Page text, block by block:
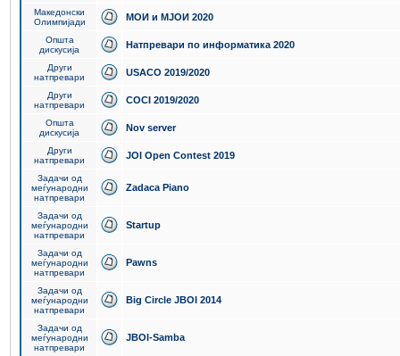
Македонски
Олимпијади
МОИ и МЈОИ 2020
Општа
дискусија
Натпревари по информатика 2020
Други
натпревари
USACO 2019/2020
Други
натпревари
COCI 2019/2020
Општа
дискусија
Nov server
Други
натпревари
JOI Open Contest 2019
Задачи од
меѓународни
натпревари
Zadaca Piano
Задачи од
меѓународни
натпревари
Startup
Задачи од
меѓународни
натпревари
Pawns
Задачи од
меѓународни
натпревари
Big Circle JBOI 2014
Задачи од
меѓународни
натпревари
JBOI-Samba